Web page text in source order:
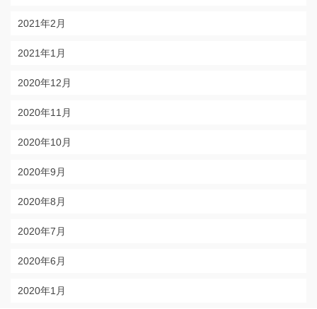
2021年2月
2021年1月
2020年12月
2020年11月
2020年10月
2020年9月
2020年8月
2020年7月
2020年6月
2020年1月